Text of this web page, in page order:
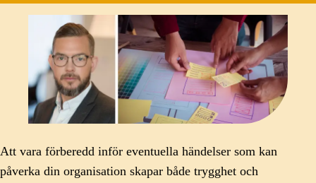
Att vara förberedd inför eventuella händelser som kan
påverka din organisation skapar både trygghet och